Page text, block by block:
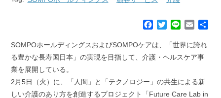
c
e
o
k
T
r
n
e
E
a
i
SOMPOホールディングスおよびSOMPOケアは、「世界に誇れ
る豊かな長寿国日本」の実現を目指して、介護・ヘルスケア事
業を展開している。
2月5日（火）に、「人間」と「テクノロジー」の共生による新
しい介護のあり方を創造するプロジェクト「Future Care Lab in